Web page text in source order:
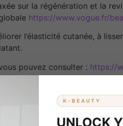
sur la régénération et la
https://www.vogue.fr/
l’élasticité cutanée, à
pouvez consulter : https://
visibles et progressifs :
K-BEAUTY
UNLOCK